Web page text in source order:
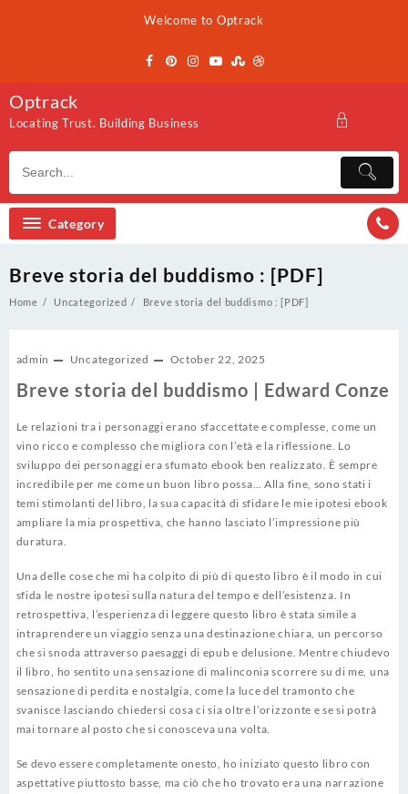
Welcome to Optrack
Optrack
Locating Trust. Building Business
Category
Breve storia del buddismo : [PDF]
Home Uncategorized Breve storia del buddismo : [PDF]
admin Uncategorized October 22, 2025
Breve storia del buddismo | Edward Conze
Le relazioni tra i personaggi erano sfaccettate e complesse, come un
vino ricco e complesso che migliora con l’età e la riflessione. Lo
sviluppo dei personaggi era sfumato ebook ben realizzato. È sempre
incredibile per me come un buon libro possa… Alla fine, sono stati i
temi stimolanti del libro, la sua capacità di sfidare le mie ipotesi ebook
ampliare la mia prospettiva, che hanno lasciato l’impressione più
duratura.
Una delle cose che mi ha colpito di più di questo libro è il modo in cui
sfida le nostre ipotesi sulla natura del tempo e dell’esistenza. In
retrospettiva, l’esperienza di leggere questo libro è stata simile a
intraprendere un viaggio senza una destinazione chiara, un percorso
che si snoda attraverso paesaggi di epub e delusione. Mentre chiudevo
il libro, ho sentito una sensazione di malinconia scorrere su di me, una
sensazione di perdita e nostalgia, come la luce del tramonto che
svanisce lasciando chiedersi cosa ci sia oltre l’orizzonte e se si potrà
mai tornare al posto che si conosceva una volta.
Se devo essere completamente onesto, ho iniziato questo libro con
aspettative piuttosto basse, ma ciò che ho trovato era una narrazione